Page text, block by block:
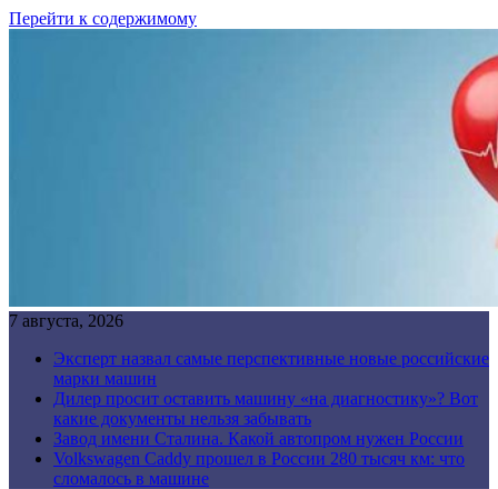
Перейти к содержимому
7 августа, 2026
Эксперт назвал самые перспективные новые российские
марки машин
Дилер просит оставить машину «на диагностику»? Вот
какие документы нельзя забывать
Завод имени Сталина. Какой автопром нужен России
Volkswagen Caddy прошел в России 280 тысяч км: что
сломалось в машине